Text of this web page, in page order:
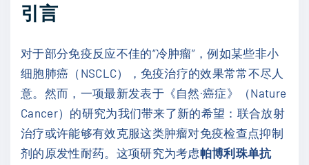
引言
对于部分免疫反应不佳的“冷肿瘤”，例如某些非小
细胞肺癌（NSCLC），免疫治疗的效果常常不尽人
意。然而，一项最新发表于《自然·癌症》（Nature
Cancer）的研究为我们带来了新的希望：联合放射
治疗或许能够有效克服这类肿瘤对免疫检查点抑制
剂的原发性耐药。这项研究为考虑帕博利珠单抗